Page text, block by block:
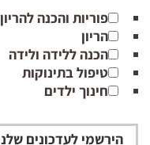
פוריות והכנה להריון
הריון
הכנה ללידה ולידה
טיפול בתינוקות
חינוך ילדים